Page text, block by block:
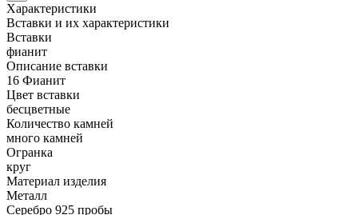
Характеристики
Вставки и их характеристики
Вставки
фианит
Описание вставки
16 Фианит
Цвет вставки
бесцветные
Количество камней
много камней
Огранка
круг
Материал изделия
Металл
Серебро 925 пробы